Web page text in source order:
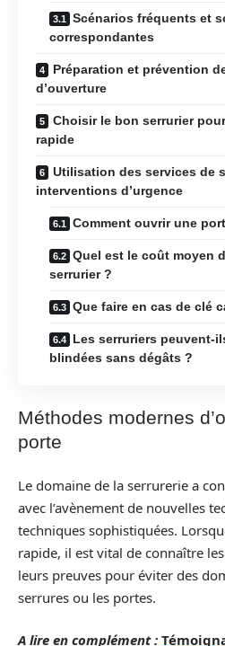
Scénarios fréquents et
correspondantes
Préparation et prévention
d’ouverture
Choisir le bon serrurier
rapide
Utilisation des services de
interventions d’urgence
Comment ouvrir une
Quel est le coût moyen
serrurier ?
Que faire en cas de clé
Les serruriers peuvent-
blindées sans dégâts ?
Méthodes modernes
porte
Le domaine de la serrurerie a
avec l’avènement de nouvelles
techniques sophistiquées.
rapide, il est vital de connaître
leurs preuves pour éviter des
serrures ou les portes.
A lire en complément :